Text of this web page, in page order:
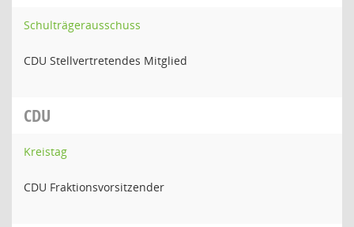
Schulträgerausschuss
CDU Stellvertretendes Mitglied
CDU
Kreistag
CDU Fraktionsvorsitzender